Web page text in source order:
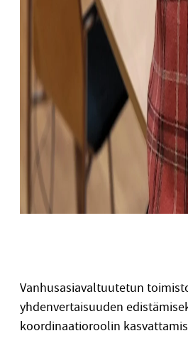
Vanhusasiavaltuutetun
yhdenvertaisuuden
koordinaatioroolin